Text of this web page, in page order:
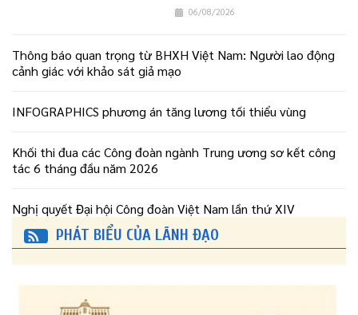
06/08/2026
Thông báo quan trọng từ BHXH Việt Nam: Người lao động
cảnh giác với khảo sát giả mạo
INFOGRAPHICS phương án tăng lương tối thiểu vùng
Khối thi đua các Công đoàn ngành Trung ương sơ kết công
tác 6 tháng đầu năm 2026
Nghị quyết Đại hội Công đoàn Việt Nam lần thứ XIV
PHÁT BIỂU CỦA LÃNH ĐẠO